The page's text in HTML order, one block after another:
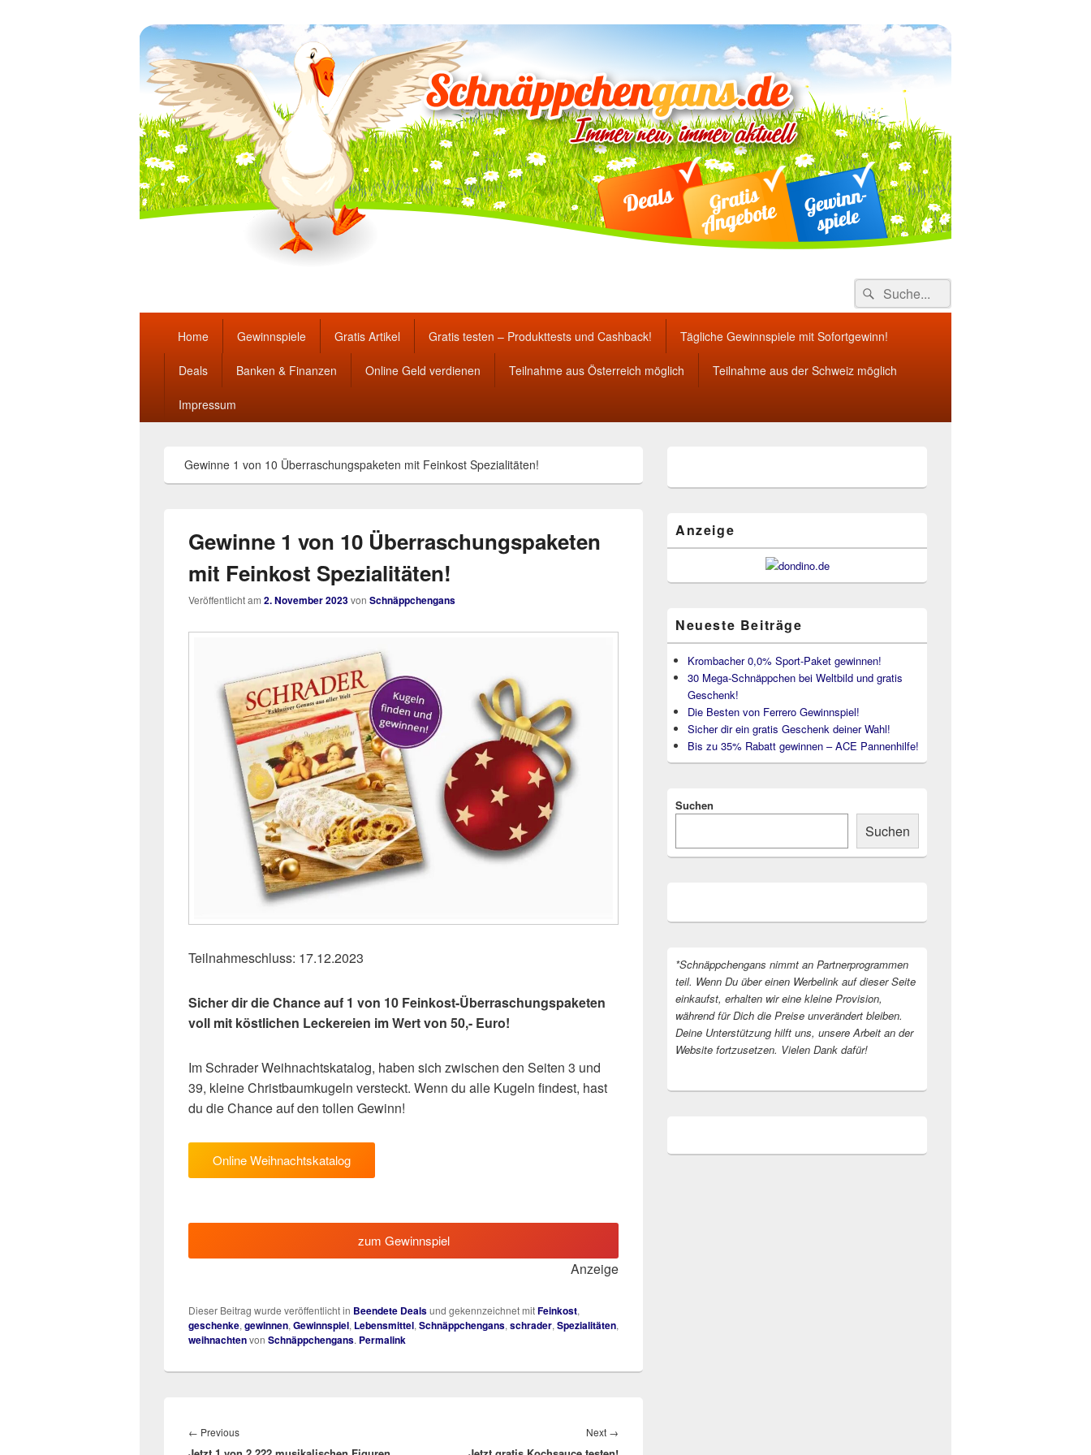
Täglich die besten Gewinnspiele und Angebote
Search
for:
Suche
Home Gewinnspiele Gratis Artikel Gratis testen – Produkttests und Cashback! Tägliche Gewinnspiele mit Sofortgewinn!
Deals Banken & Finanzen Online Geld verdienen Teilnahme aus Österreich möglich Teilnahme aus der Schweiz möglich
Impressum
Gewinne 1 von 10 Überraschungspaketen mit Feinkost Spezialitäten!
Gewinne 1 von 10 Überraschungspaketen
mit Feinkost Spezialitäten!
Veröffentlicht am 2. November 2023von Schnäppchengans
Teilnahmeschluss: 17.12.2023
Sicher dir die Chance auf 1 von 10 Feinkost-Überraschungspaketen
voll mit köstlichen Leckereien im Wert von 50,- Euro!
Im Schrader Weihnachtskatalog, haben sich zwischen den Seiten 3 und
39, kleine Christbaumkugeln versteckt. Wenn du alle Kugeln findest, hast
du die Chance auf den tollen Gewinn!
Online Weihnachtskatalog
zum Gewinnspiel
Anzeige
Dieser Beitrag wurde veröffentlicht in Beendete Dealsund gekennzeichnet mitFeinkost,
geschenke, gewinnen, Gewinnspiel, Lebensmittel, Schnäppchengans, schrader, Spezialitäten,
weihnachtenvon Schnäppchengans. Permalink
← PreviousPrevious
Next →
Widget-
Anzeige
Neueste Beiträge
Krombacher 0,0% Sport-Paket gewinnen!
30 Mega-Schnäppchen bei Weltbild und gratis
Geschenk!
Die Besten von Ferrero Gewinnspiel!
Sicher dir ein gratis Geschenk deiner Wahl!
Bis zu 35% Rabatt gewinnen – ACE Pannenhilfe!
Suchen
Suchen
*Schnäppchengans nimmt an Partnerprogrammen
teil. Wenn Du über einen Werbelink auf dieser Seite
einkaufst, erhalten wir eine kleine Provision,
während für Dich die Preise unverändert bleiben.
Deine Unterstützung hilft uns, unsere Arbeit an der
Website fortzusetzen. Vielen Dank dafür!